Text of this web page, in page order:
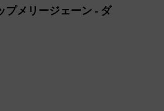
プメリージェーン - ダ